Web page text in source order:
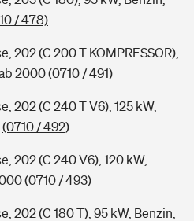
/ 478)
202 (C 200 T KOMPRESSOR),
2000(0710 / 491)
202 (C 240 T V6), 125 kW,
(0710 / 492)
202 (C 240 V6), 120 kW,
(0710 / 493)
202 (C 180 T), 95 kW, Benzin,